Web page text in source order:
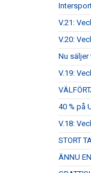
V.21:
V.20:
Nu
V.19:
40 % på
V.18:
STORT
ÄNNU